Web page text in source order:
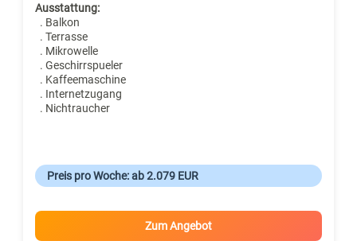
Ausstattung:
. Balkon
. Terrasse
. Mikrowelle
. Geschirrspueler
. Kaffeemaschine
. Internetzugang
. Nichtraucher
Preis pro Woche: ab 2.079 EUR
Zum Angebot